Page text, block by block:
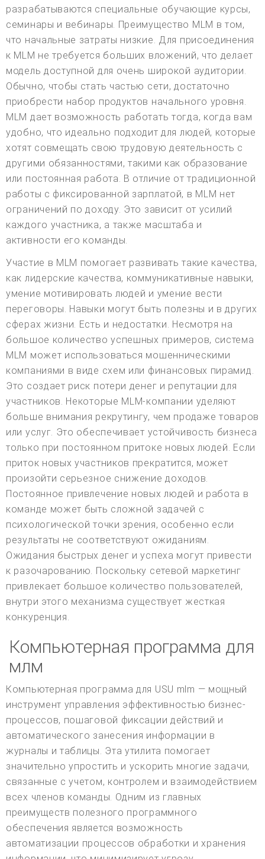
разрабатываются специальные обучающие курсы,
семинары и вебинары. Преимущество MLM в том,
что начальные затраты низкие. Для присоединения
к MLM не требуется больших вложений, что делает
модель доступной для очень широкой аудитории.
Обычно, чтобы стать частью сети, достаточно
приобрести набор продуктов начального уровня.
MLM дает возможность работать тогда, когда вам
удобно, что идеально подходит для людей, которые
хотят совмещать свою трудовую деятельность с
другими обязанностями, такими как образование
или постоянная работа. В отличие от традиционной
работы с фиксированной зарплатой, в MLM нет
ограничений по доходу. Это зависит от усилий
каждого участника, а также масштаба и
активности его команды.
Участие в MLM помогает развивать такие качества,
как лидерские качества, коммуникативные навыки,
умение мотивировать людей и умение вести
переговоры. Навыки могут быть полезны и в других
сферах жизни. Есть и недостатки. Несмотря на
большое количество успешных примеров, система
MLM может использоваться мошенническими
компаниями в виде схем или финансовых пирамид.
Это создает риск потери денег и репутации для
участников. Некоторые MLM-компании уделяют
больше внимания рекрутингу, чем продаже товаров
или услуг. Это обеспечивает устойчивость бизнеса
только при постоянном притоке новых людей. Если
приток новых участников прекратится, может
произойти серьезное снижение доходов.
Постоянное привлечение новых людей и работа в
команде может быть сложной задачей с
психологической точки зрения, особенно если
результаты не соответствуют ожиданиям.
Ожидания быстрых денег и успеха могут привести
к разочарованию. Поскольку сетевой маркетинг
привлекает большое количество пользователей,
внутри этого механизма существует жесткая
конкуренция.
Компьютерная программа для
млм
Компьютерная программа для USU mlm — мощный
инструмент управления эффективностью бизнес-
процессов, пошаговой фиксации действий и
автоматического занесения информации в
журналы и таблицы. Эта утилита помогает
значительно упростить и ускорить многие задачи,
связанные с учетом, контролем и взаимодействием
всех членов команды. Одним из главных
преимуществ полезного программного
обеспечения является возможность
автоматизации процессов обработки и хранения